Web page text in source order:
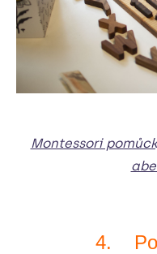
Montessori
4.